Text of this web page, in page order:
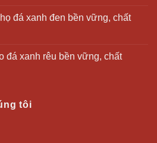
đá xanh đen bền vững, chất
đá xanh rêu bền vững, chất
tôi